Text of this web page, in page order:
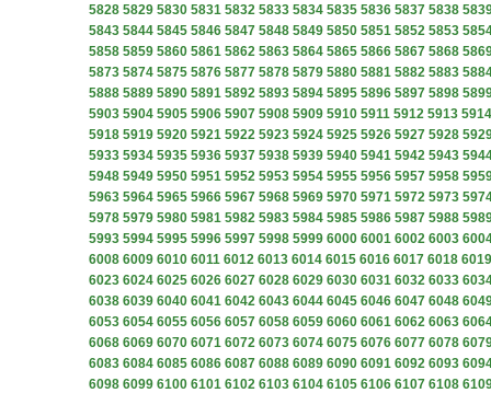
5828 5829 5830 5831 5832 5833 5834 5835 5836 5837 5838
5843 5844 5845 5846 5847 5848 5849 5850 5851 5852 5853
5858 5859 5860 5861 5862 5863 5864 5865 5866 5867 5868
5873 5874 5875 5876 5877 5878 5879 5880 5881 5882 5883
5888 5889 5890 5891 5892 5893 5894 5895 5896 5897 5898
5903 5904 5905 5906 5907 5908 5909 5910 5911 5912 5913 5914
5918 5919 5920 5921 5922 5923 5924 5925 5926 5927 5928
5933 5934 5935 5936 5937 5938 5939 5940 5941 5942 5943
5948 5949 5950 5951 5952 5953 5954 5955 5956 5957 5958
5963 5964 5965 5966 5967 5968 5969 5970 5971 5972 5973
5978 5979 5980 5981 5982 5983 5984 5985 5986 5987 5988
5993 5994 5995 5996 5997 5998 5999 6000 6001 6002 6003
6008 6009 6010 6011 6012 6013 6014 6015 6016 6017 6018 6019
6023 6024 6025 6026 6027 6028 6029 6030 6031 6032 6033
6038 6039 6040 6041 6042 6043 6044 6045 6046 6047 6048
6053 6054 6055 6056 6057 6058 6059 6060 6061 6062 6063
6068 6069 6070 6071 6072 6073 6074 6075 6076 6077 6078
6083 6084 6085 6086 6087 6088 6089 6090 6091 6092 6093
6098 6099 6100 6101 6102 6103 6104 6105 6106 6107 6108